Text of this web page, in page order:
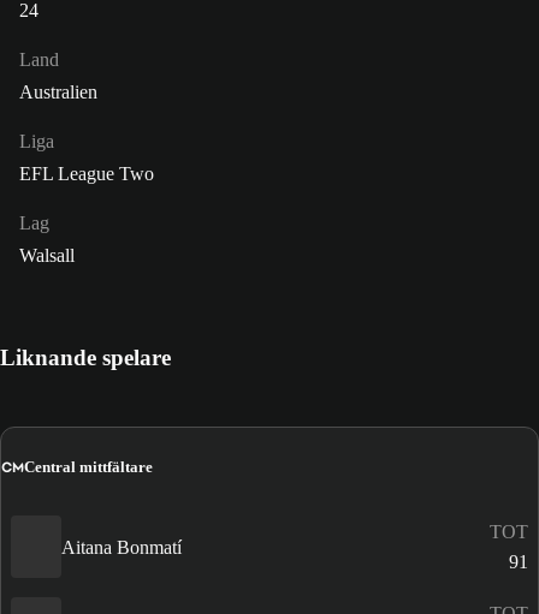
24
Land
Australien
Liga
EFL League Two
Lag
Walsall
Liknande spelare
CMCentral mittfältare
Aitana Bonmatí
TOT
91